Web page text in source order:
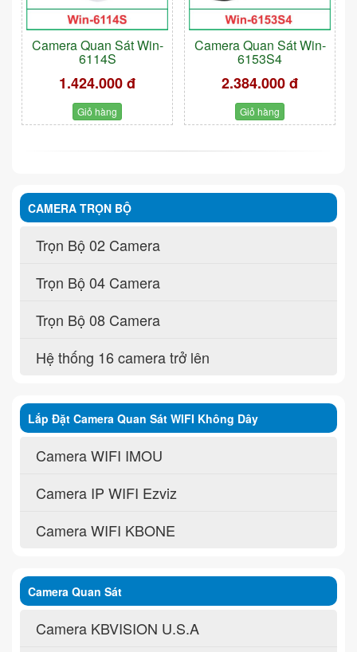
Camera Quan Sát Win-
6114S
1.424.000 đ
Giỏ hàng
Camera Quan Sát Win-
6153S4
2.384.000 đ
Giỏ hàng
CAMERA TRỌN BỘ
Trọn Bộ 02 Camera
Trọn Bộ 04 Camera
Trọn Bộ 08 Camera
Hệ thống 16 camera trở lên
Lắp Đặt Camera Quan Sát WIFI Không Dây
Camera WIFI IMOU
Camera IP WIFI Ezviz
Camera WIFI KBONE
Camera Quan Sát
Camera KBVISION U.S.A